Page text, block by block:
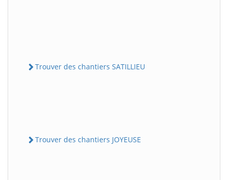
Trouver des chantiers SATILLIEU
Trouver des chantiers JOYEUSE